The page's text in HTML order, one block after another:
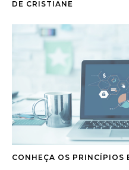
DE CRISTIANE
CONHEÇA OS PRINCÍPIOS